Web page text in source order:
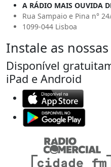
A RÁDIO MAIS OUVIDA
Rua Sampaio e Pina n°
1099-044 Lisboa
Instale as
Disponível
iPad e Android